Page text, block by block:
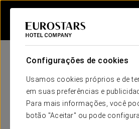
Configurações de cookies
Usamos cookies próprios e de
em suas preferências e
Para mais informações, você
botão "Aceitar" ou pode
Hotéis